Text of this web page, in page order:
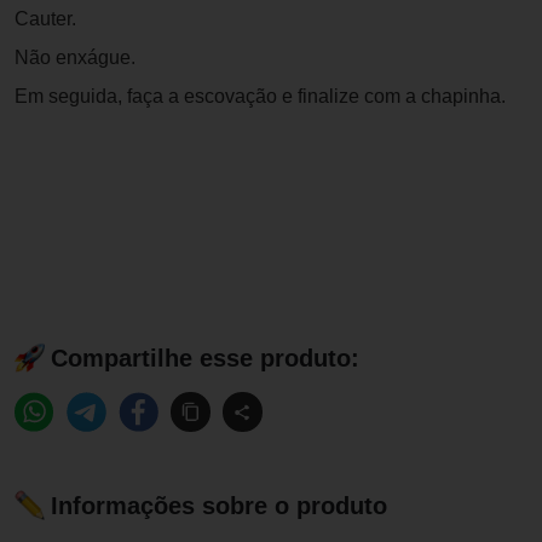
Cauter.
Não enxágue.
Em seguida, faça a escovação e finalize com a chapinha.
Compartilhe esse produto:
Informações sobre o produto